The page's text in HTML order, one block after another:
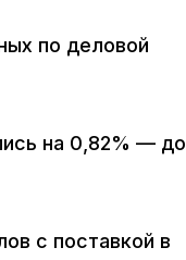
по деловой
на 0,82% — до
с поставкой в